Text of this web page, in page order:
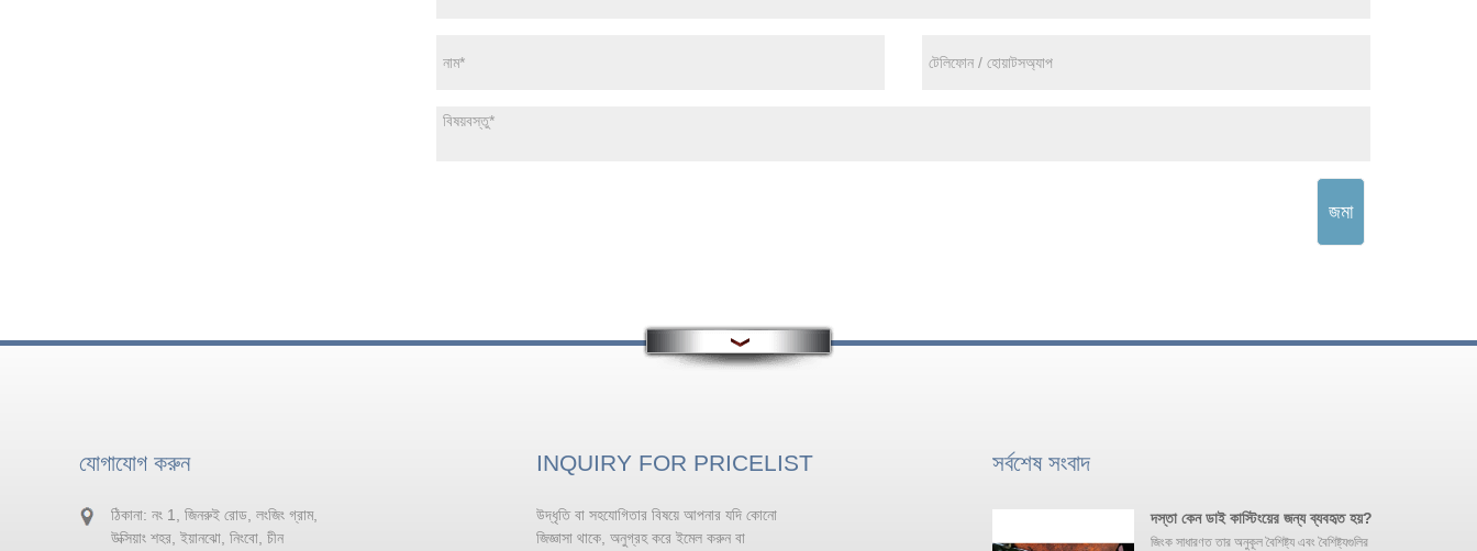
জমা
যোগাযোগ করুন
ঠিকানা: নং 1, জিনরুই রোড, লংজিং গ্রাম,
উক্সিয়াং শহর, ইয়ানঝো, নিংবো, চীন
INQUIRY FOR PRICELIST
উদ্ধৃতি বা সহযোগিতার বিষয়ে আপনার যদি কোনো
জিজ্ঞাসা থাকে, অনুগ্রহ করে ইমেল করুন বা
সর্বশেষ সংবাদ
ঢালাই করার আগে তরল অ্যালুমিনিয়ামের
দস্তা কেন ডাই কাস্টিংয়ের জন্য ব্যবহৃত হয়?
জিংক সাধারণত তার অনুকূল বৈশিষ্ট্য এবং বৈশিষ্ট্যগুলির